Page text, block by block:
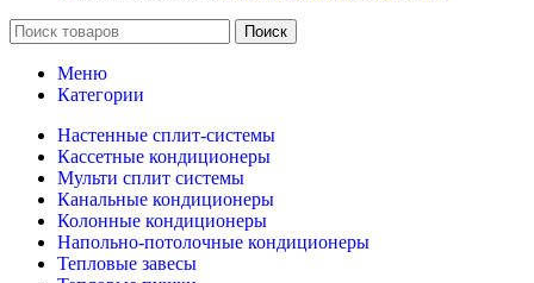
Поиск
Меню
Категории
Настенные сплит-системы
Кассетные кондиционеры
Мульти сплит системы
Канальные кондиционеры
Колонные кондиционеры
Напольно-потолочные кондиционеры
Тепловые завесы